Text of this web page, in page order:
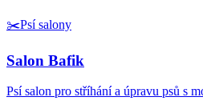
✂️Psí salony
Salon Bafik
Psí salon pro stříhání a úpravu psů s